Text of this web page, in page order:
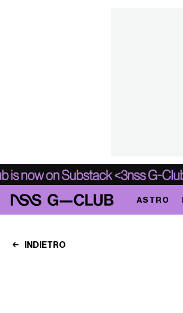
ASTRO
INDIETRO